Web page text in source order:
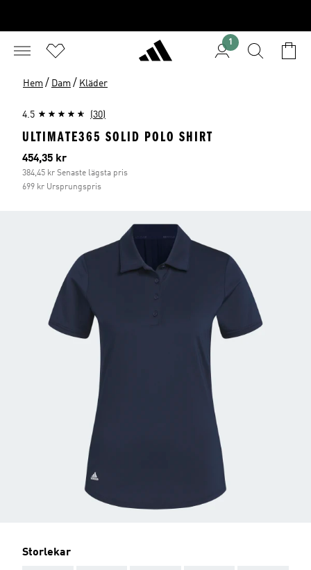
1
Hem / Dam / Kläder
4.5 (30)
ULTIMATE365 SOLID POLO SHIRT
Aktuellt pris
454,35 kr
384,45 kr Senaste lägsta pris
699 kr Ursprungspris
Storlekar